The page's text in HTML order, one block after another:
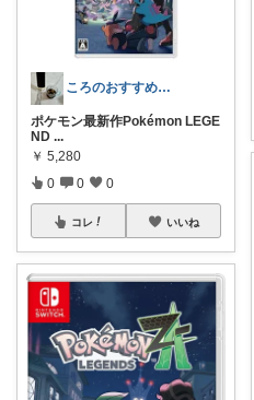
ころのおすすめ部屋
ポケモン最新作Pokémon LEGE
ND ...
￥ 5,280
0 0 0
コレ いいね